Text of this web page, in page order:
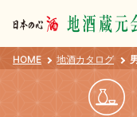
会員登録
HOME 地酒カタログ